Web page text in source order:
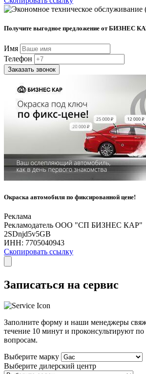
Получите выгодное предложение от БИЗНЕС
Имя
Телефон
Заказать звонок
Окраска автомобиля по фиксированной цене!
Реклама
Рекламодатель ООО "СП БИЗНЕС КАР"
2SDnjd5v5GB
ИНН: 7705040943
Скопировать ссылку
Записаться на сервис
Заполните форму и наши менеджеры
течение 10 минут и проконсультируют
вопросам.
Выберите марку
Выберите дилерский центр